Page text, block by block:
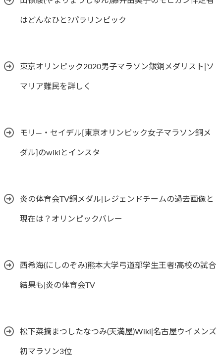
はどんなひと?パラリンピック
東京オリンピック2020男子マラソン銀銅メダリスト|ソ
マリア難民を詳しく
モリ―・セイデル[東京オリンピック女子マラソン銅メ
ダル]のwikiとインスタ
炎の体育会TV銅メダル|レジェンドチームの過去画像と
現在は？オリンピックバレー
西希海(にしのぞみ)熊本大学弓道部学生王者!高校の試合
結果も|炎の体育会TV
松下菜摘まつしたなつみ(天満屋)Wiki|名古屋ウイメンズ
初マラソン3位